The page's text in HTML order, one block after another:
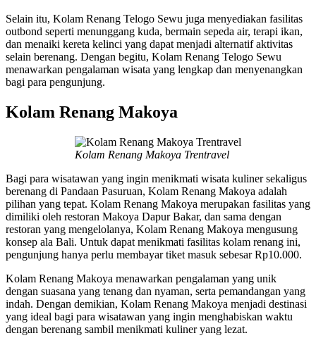
Selain itu, Kolam Renang Telogo Sewu juga menyediakan fasilitas
outbond seperti menunggang kuda, bermain sepeda air, terapi ikan,
dan menaiki kereta kelinci yang dapat menjadi alternatif aktivitas
selain berenang. Dengan begitu, Kolam Renang Telogo Sewu
menawarkan pengalaman wisata yang lengkap dan menyenangkan
bagi para pengunjung.
Kolam Renang Makoya
Kolam Renang Makoya Trentravel
Bagi para wisatawan yang ingin menikmati wisata kuliner sekaligus
berenang di Pandaan Pasuruan, Kolam Renang Makoya adalah
pilihan yang tepat. Kolam Renang Makoya merupakan fasilitas yang
dimiliki oleh restoran Makoya Dapur Bakar, dan sama dengan
restoran yang mengelolanya, Kolam Renang Makoya mengusung
konsep ala Bali. Untuk dapat menikmati fasilitas kolam renang ini,
pengunjung hanya perlu membayar tiket masuk sebesar Rp10.000.
Kolam Renang Makoya menawarkan pengalaman yang unik
dengan suasana yang tenang dan nyaman, serta pemandangan yang
indah. Dengan demikian, Kolam Renang Makoya menjadi destinasi
yang ideal bagi para wisatawan yang ingin menghabiskan waktu
dengan berenang sambil menikmati kuliner yang lezat.